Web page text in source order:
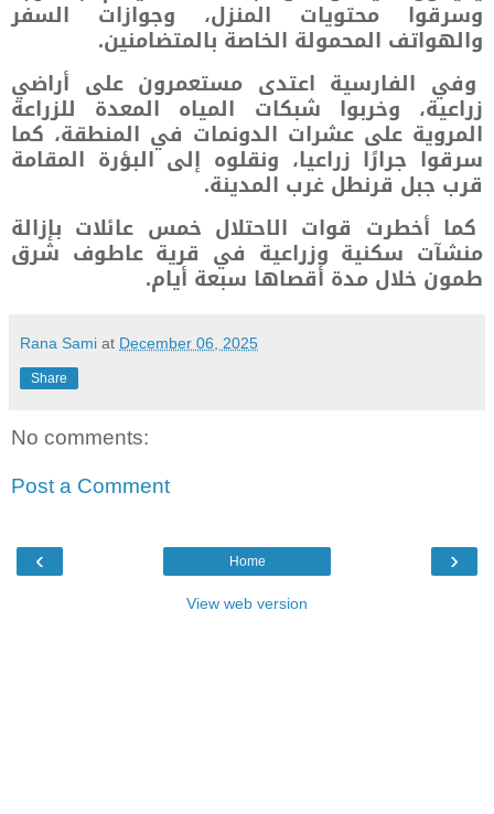
وسرقوا محتويات المنزل، وجوازات السفر
والهواتف المحمولة الخاصة بالمتضامنين.
وفي الفارسية اعتدى مستعمرون على أراضي
زراعية، وخربوا شبكات المياه المعدة للزراعة
المروية على عشرات الدونمات في المنطقة، كما
سرقوا جرارًا زراعيا، ونقلوه إلى البؤرة المقامة
قرب جبل قرنطل غرب المدينة.
كما أخطرت قوات الاحتلال خمس عائلات بإزالة
منشآت سكنية وزراعية في قرية عاطوف شرق
طمون خلال مدة أقصاها سبعة أيام.
Rana Sami at December 06, 2025
Share
No comments:
Post a Comment
‹ ›
Home
View web version